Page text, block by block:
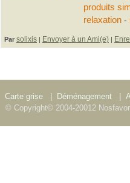
produits
relaxation-
Par solixis | Envoyer à un Ami(e) |
Carte grise Déménagement
© Copyright© 2004-20012